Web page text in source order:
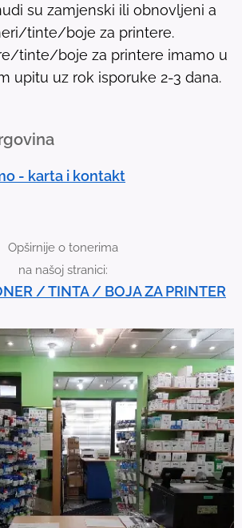
su zamjenski ili obnovljeni a
tinte/boje za printere.
tinte/boje za printere imamo u
upitu uz rok isporuke 2-3 dana.
- karta i kontakt
Opširnije o tonerima
na našoj stranici:
/ TINTA / BOJA ZA PRINTER